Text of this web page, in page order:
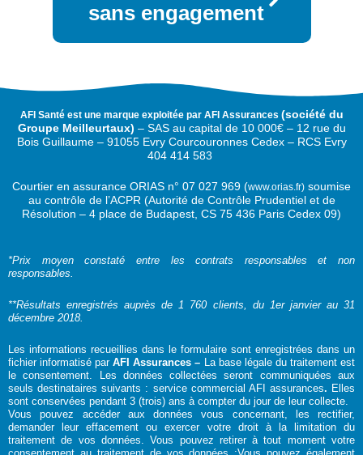
sans engagement
AFI Santé est une marque exploitée par AFI Assurances (société du
Groupe Meilleurtaux) – SAS au capital de 10 000€ – 12 rue du
Bois Guillaume – 91055 Evry Courcouronnes Cedex – RCS Evry
404 414 583
Courtier en assurance ORIAS n° 07 027 969 (www.orias.fr) soumise
au contrôle de l’ACPR (Autorité de Contrôle Prudentiel et de
Résolution – 4 place de Budapest, CS 75 436 Paris Cedex 09)
*Prix moyen constaté entre les contrats responsables et non
responsables.
**Résultats enregistrés auprès de 1 760 clients, du 1er janvier au 31
décembre 2018.
Les informations recueillies dans le formulaire sont enregistrées dans un
fichier informatisé parAFI Assurances – La base légale du traitement est
le consentement. Les données collectées seront communiquées aux
seuls destinataires suivants : service commercial AFI assurances. Elles
sont conservées pendant 3 (trois) ans à compter du jour de leur collecte.
Vous pouvez accéder aux données vous concernant, les rectifier,
demander leur effacement ou exercer votre droit à la limitation du
traitement de vos données. Vous pouvez retirer à tout moment votre